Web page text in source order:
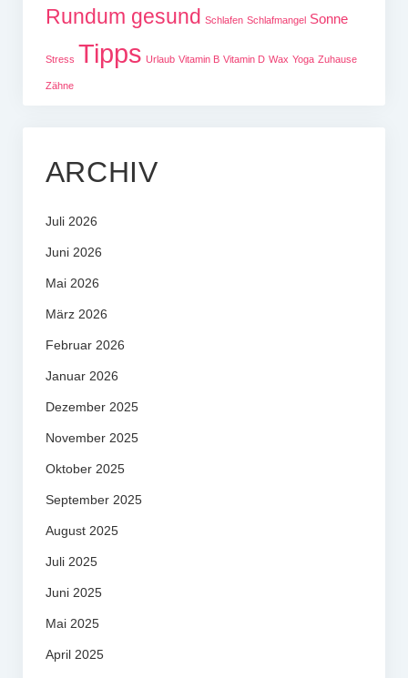
Rundum gesund Schlafen Schlafmangel Sonne
Stress Tipps Urlaub Vitamin B Vitamin D Wax Yoga Zuhause
Zähne
ARCHIV
Juli 2026
Juni 2026
Mai 2026
März 2026
Februar 2026
Januar 2026
Dezember 2025
November 2025
Oktober 2025
September 2025
August 2025
Juli 2025
Juni 2025
Mai 2025
April 2025